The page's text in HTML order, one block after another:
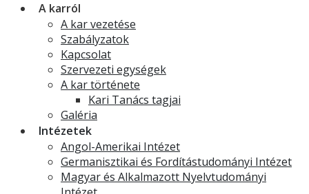
A karról
A kar vezetése
Szabályzatok
Kapcsolat
Szervezeti egységek
A kar története
Kari Tanács tagjai
Galéria
Intézetek
Angol-Amerikai Intézet
Germanisztikai és Fordítástudományi Intézet
Magyar és Alkalmazott Nyelvtudományi